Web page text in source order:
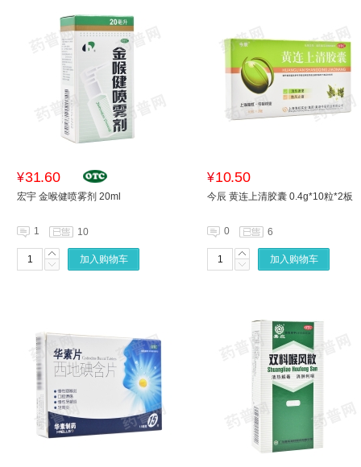
¥31.60
宏宇 金喉健喷雾剂 20ml
1 10
加入购物车
¥10.50
今辰 黄连上清胶囊 0.4g*10粒*2板
0 6
加入购物车